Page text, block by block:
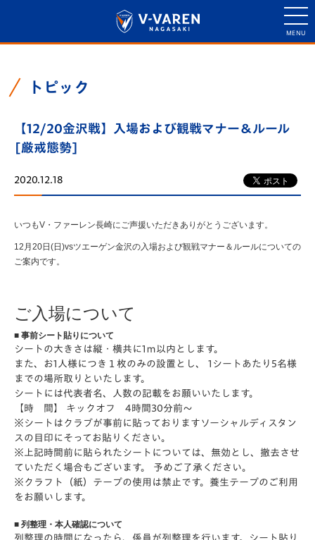
トピック
【12/20金沢戦】入場および観戦マナー＆ルール
[厳戒態勢]
2020.12.18
いつもV・ファーレン長崎にご声援いただきありがとうございます。
12月20日(日)vsツエーゲン金沢の入場および観戦マナー＆ルールについての
ご案内です。
ご入場について
■ 事前シート貼りについて
シートの大きさは縦・横共に1ｍ以内 とします。
また、お1人様につき１枚のみの設置とし、 1シートあたり5名様
までの場所取りといたします。
シートには代表者名、人数の記載をお願いいたします。
【時 間】 キックオフ 4時間30分前～
※シートはクラブが事前に貼っておりますソーシャルディスタン
スの目印にそってお貼りください。
※上記時間前に貼られたシートについては、無効とし、撤去させ
ていただく場合もございます。 予めご了承ください。
※クラフト（紙）テープの使用は禁止です。養生テープのご利用
をお願いします。
■ 列整理・本人確認について
列整理の時間になったら、係員が列整理を行います。シート貼り